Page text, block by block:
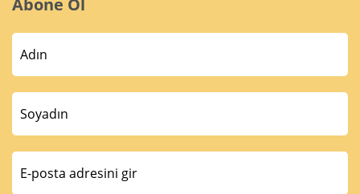
Abone Ol